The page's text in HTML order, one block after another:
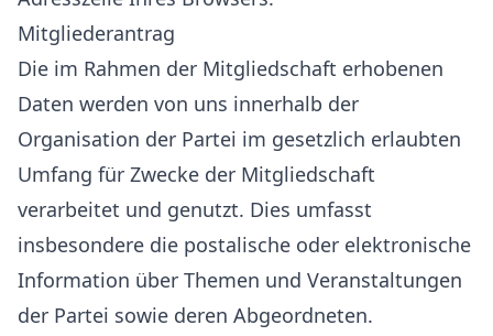
Mitgliederantrag
Die im Rahmen der Mitgliedschaft erhobenen
Daten werden von uns innerhalb der
Organisation der Partei im gesetzlich erlaubten
Umfang für Zwecke der Mitgliedschaft
verarbeitet und genutzt. Dies umfasst
insbesondere die postalische oder elektronische
Information über Themen und Veranstaltungen
der Partei sowie deren Abgeordneten.